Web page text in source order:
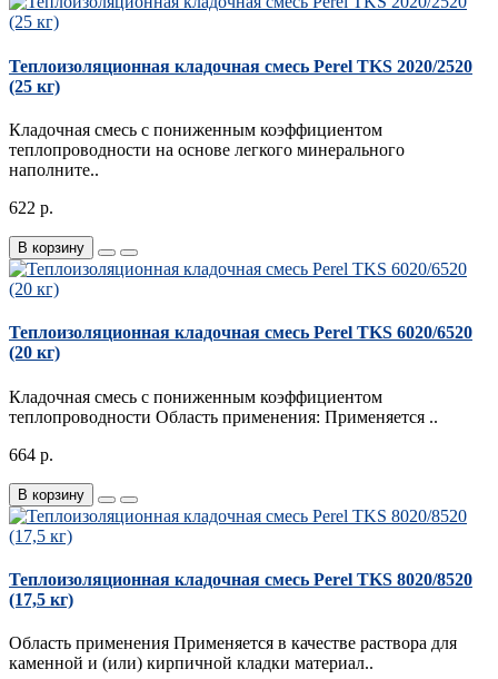
Теплоизоляционная кладочная смесь Perel TKS 2020/2520
(25 кг)
Кладочная смесь с пониженным коэффициентом
теплопроводности на основе легкого минерального
наполните..
622 р.
В корзину
Теплоизоляционная кладочная смесь Perel TKS 6020/6520
(20 кг)
Кладочная смесь с пониженным коэффициентом
теплопроводности ​ Область применения: Применяется ..
664 р.
В корзину
Теплоизоляционная кладочная смесь Perel TKS 8020/8520
(17,5 кг)
Область применения Применяется в качестве раствора для
каменной и (или) кирпичной кладки материал..